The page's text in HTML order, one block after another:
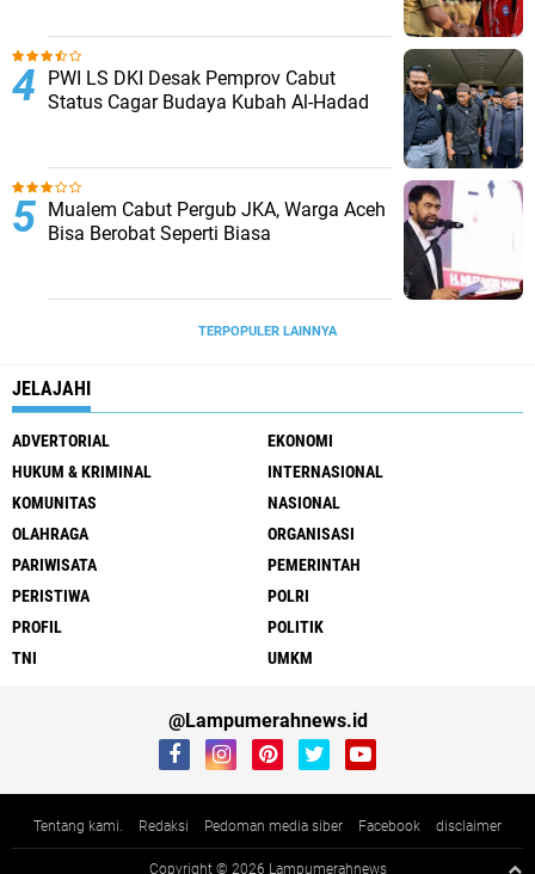
PWI LS DKI Desak Pemprov Cabut
Status Cagar Budaya Kubah Al-Hadad
Mualem Cabut Pergub JKA, Warga Aceh
Bisa Berobat Seperti Biasa
TERPOPULER LAINNYA
JELAJAHI
ADVERTORIAL
EKONOMI
HUKUM & KRIMINAL
INTERNASIONAL
KOMUNITAS
NASIONAL
OLAHRAGA
ORGANISASI
PARIWISATA
PEMERINTAH
PERISTIWA
POLRI
PROFIL
POLITIK
TNI
UMKM
@Lampumerahnews.id
Tentang kami. Redaksi Pedoman media siber Facebook disclaimer
Copyright © 2026 Lampumerahnews